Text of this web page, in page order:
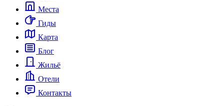
Места
Гиды
Карта
Блог
Жильё
Отели
Контакты